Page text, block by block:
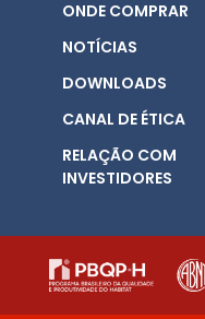
ONDE COMPRAR
NOTÍCIAS
DOWNLOADS
CANAL DE ÉTICA
RELAÇÃO COM
INVESTIDORES